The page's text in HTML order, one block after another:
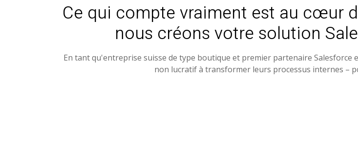
Ce qui compte vraiment est au cœur
nous créons votre solution
En tant qu'entreprise suisse de type boutique et premier partenaire
non lucratif à transformer leurs processus internes –